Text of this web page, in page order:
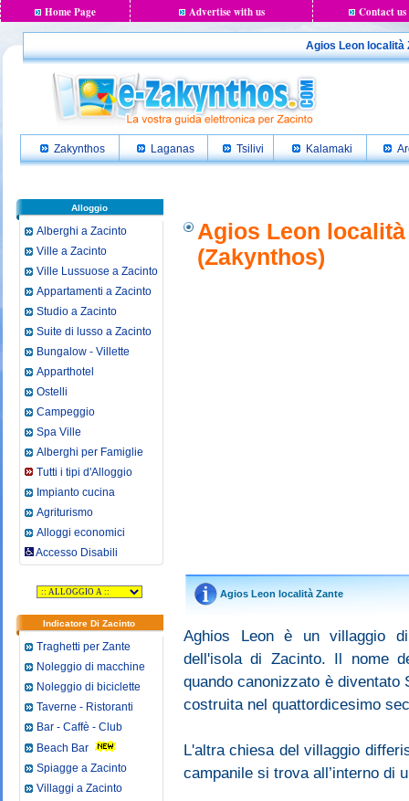
Home Page Advertise with us Contact us
Agios Leon località
Zakynthos Laganas Tsilivi Kalamaki
Alloggio
Alberghi a Zacinto
Ville a Zacinto
Ville Lussuose a Zacinto
Appartamenti a Zacinto
Studio a Zacinto
Suite di lusso a Zacinto
Bungalow - Villette
Apparthotel
Ostelli
Campeggio
Spa Ville
Alberghi per Famiglie
Tutti i tipi d'Alloggio
Impianto cucina
Agriturismo
Alloggi economici
Accesso Disabili
Indicatore Di Zacinto
Traghetti per Zante
Noleggio di macchine
Noleggio di biciclette
Taverne - Ristoranti
Bar - Caffè - Club
Beach Bar
Spiagge a Zacinto
Villaggi a Zacinto
Agios Leon
(Zakynthos)
Agios Leon località Zante
Aghios Leon è un villaggio di
dell'isola di Zacinto. Il nome
quando canonizzato è
costruita nel quattordicesimo
L'altra chiesa del villaggio
campanile si trova all’interno di